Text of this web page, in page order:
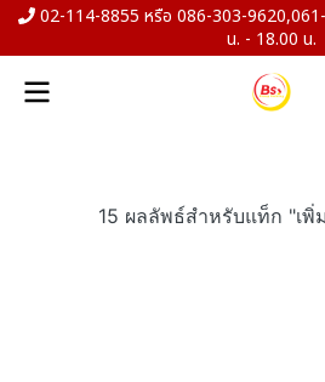
02-114-8855 หรือ 086-303-9620,061-
น. - 18.00 น.
15 ผลลัพธ์สำหรับแท็ก "เ